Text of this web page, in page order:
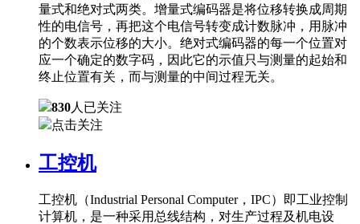
量式和绝对式两类。增量式编码器是将位移转换成周期
性的电信号，再把这个电信号转变成计数脉冲，用脉冲
的个数表示位移的大小。绝对式编码器的每一个位置对
应一个确定的数字码，因此它的示值只与测量的起始和
终止位置有关，而与测量的中间过程无关。
830人已关注
点击关注
工控机
工控机（Industrial Personal Computer，IPC）即工业控制
计算机，是一种采用总线结构，对生产过程及机电设